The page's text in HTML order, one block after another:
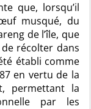
que, lorsqu’il
musqué, du
de l’île, que
récolter dans
établi comme
en vertu de la
permettant la
par les